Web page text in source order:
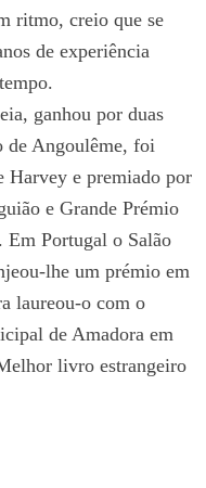
ritmo, creio que se
de experiência
.
ganhou por duas
de Angoulême, foi
Harvey e premiado por
e Grande Prémio
Em Portugal o Salão
lhe um prémio em
laureou-o com o
de Amadora em
livro estrangeiro